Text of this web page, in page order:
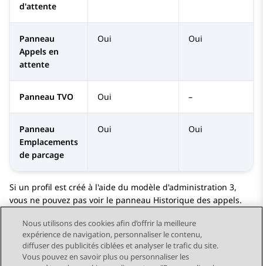
d'attente
Panneau
Appels en
attente
Oui Oui
Panneau TVO Oui –
Panneau
Emplacements
de parcage
Oui Oui
Si un profil est créé à l'aide du modèle d'administration 3,
vous ne pouvez pas voir le panneau Historique des appels.
Send Feedback
Nous utilisons des cookies afin d’offrir la meilleure
expérience de navigation, personnaliser le contenu,
diffuser des publicités ciblées et analyser le trafic du site.
Vous pouvez en savoir plus ou personnaliser les